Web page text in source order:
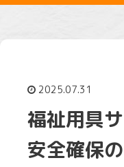
2025.07.31
福祉用具
安全確保